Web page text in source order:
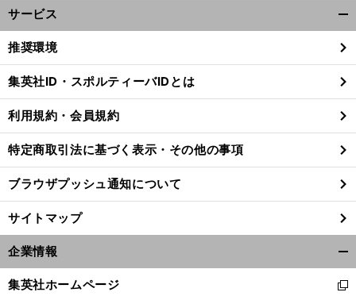
前
サービス
閉
る
推奨環境
集英社ID・スポルティーバIDとは
利用規約・会員規約
特定商取引法に基づく表示・その他の事項
ブラウザプッシュ通知について
サイトマップ
企業情報
閉
集英社ホームページ
新